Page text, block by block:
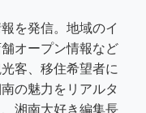
を発信。地域のイ
オープン情報など
客、移住希望者に
の魅力をリアルタ
湘南大好き編集長